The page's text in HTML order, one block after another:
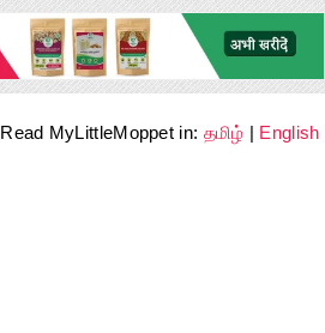
Read MyLittleMoppet in: தமிழ் | English